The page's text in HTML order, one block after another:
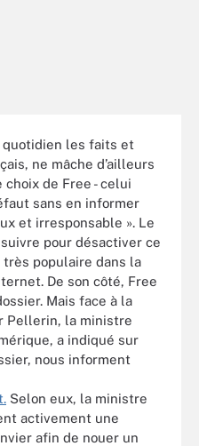
quotidien les faits et
ne mâche d’ailleurs
de Free - celui
sans en informer
et irresponsable ». Le
pour désactiver ce
très populaire dans la
De son côté, Free
Mais face à la
Pellerin, la ministre
a indiqué sur
nous informent
Selon eux, la ministre
activement une
afin de nouer un